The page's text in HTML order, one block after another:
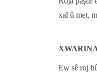
xal û met,
Ew sê roj